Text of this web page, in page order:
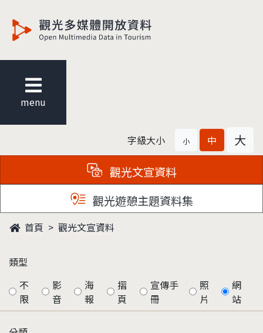
menu
字級大小 小 中 大
觀光文宣資料
觀光遊憩主題資料集
首頁 觀光文宣資料
類型
不
限
影
音
海
報
摺
頁
宣傳手
冊
照
片
網
站